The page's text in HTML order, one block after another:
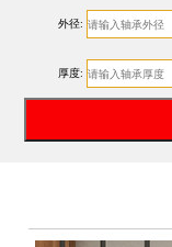
外径:
厚度: